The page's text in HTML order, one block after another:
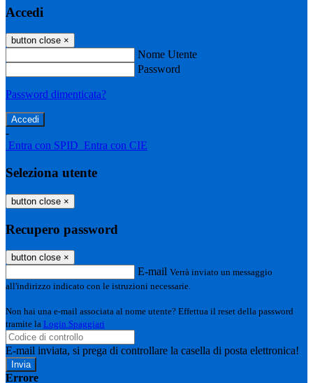
Accedi
button close ×
Nome Utente
Password
Password dimenticata?
-
Entra con SPID Entra con CIE
Seleziona utente
button close ×
Recupero password
button close ×
E-mail Verrà inviato un messaggio
all'indirizzo indicato con le istruzioni necessarie.
Non hai una e-mail associata al nome utente? Effettua il reset della password
tramite la Login Spaggiari
E-mail inviata, si prega di controllare la casella di posta elettronica!
Errore